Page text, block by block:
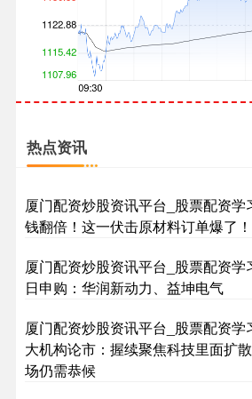
创业板指 3563.12 +47.56
基金指数 7242.10 +12.30
热点资讯
厦门配资炒股资讯平台_股票配资学
钱翻倍！这一伏击原材料订单爆了！
厦门配资炒股资讯平台_股票配资学
日申购：华润新动力、益坤电气
厦门配资炒股资讯平台_股票配资学
大机构论市：握续聚焦科技里面扩
场仍需恭候